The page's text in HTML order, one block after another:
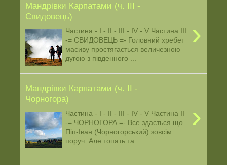
Мандрівки Карпатами (ч. ІІІ -
Свидовець)
›
Частина - І - ІІ - ІІІ - ІV - V Частина ІІІ
-= СВИДОВЕЦЬ =- Головний хребет
масиву простягається величезною
дугою з південного ...
Мандрівки Карпатами (ч. ІІ -
Чорногора)
›
Частина - І - ІІ - ІІІ - ІV - V Частина ІІ
-= ЧОРНОГОРА =- Все здається що
Піп-Іван (Чорногорський) зовсім
поруч. Але топать та...